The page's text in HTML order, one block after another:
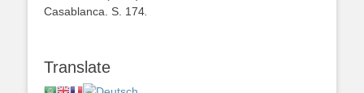
Casablanca. S. 174
Translate